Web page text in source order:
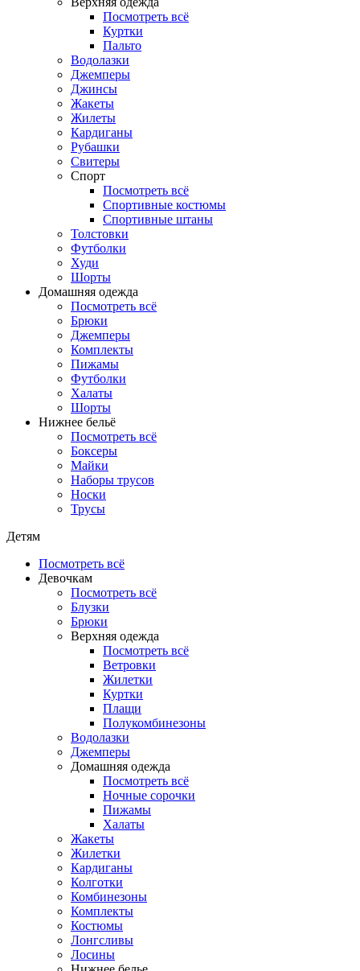
Посмотреть всё
Куртки
Пальто
Водолазки
Джемперы
Джинсы
Жакеты
Жилеты
Кардиганы
Рубашки
Свитеры
Спорт
Посмотреть всё
Спортивные костюмы
Спортивные штаны
Толстовки
Футболки
Худи
Шорты
Домашняя одежда
Посмотреть всё
Брюки
Джемперы
Комплекты
Пижамы
Футболки
Халаты
Шорты
Нижнее бельё
Посмотреть всё
Боксеры
Майки
Наборы трусов
Носки
Трусы
Детям
Посмотреть всё
Девочкам
Посмотреть всё
Блузки
Брюки
Верхняя одежда
Посмотреть всё
Ветровки
Жилетки
Куртки
Плащи
Полукомбинезоны
Водолазки
Джемперы
Домашняя одежда
Посмотреть всё
Ночные сорочки
Пижамы
Халаты
Жакеты
Жилетки
Кардиганы
Колготки
Комбинезоны
Комплекты
Костюмы
Лонгсливы
Лосины